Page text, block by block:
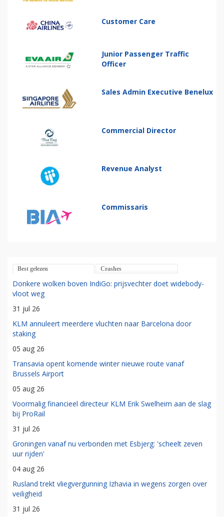
Customer Care
Junior Passenger Traffic
Officer
Sales Admin Executive Benelux
Commercial Director
Revenue Analyst
Commissaris
Best gelezen Crashes
Donkere wolken boven IndiGo: prijsvechter doet widebody-
vloot weg
31 jul 26
KLM annuleert meerdere vluchten naar Barcelona door
staking
05 aug 26
Transavia opent komende winter nieuwe route vanaf
Brussels Airport
05 aug 26
Voormalig financieel directeur KLM Erik Swelheim aan de slag
bij ProRail
31 jul 26
Groningen vanaf nu verbonden met Esbjerg: 'scheelt zeven
uur rijden'
04 aug 26
Rusland trekt vliegvergunning Izhavia in wegens zorgen over
veiligheid
31 jul 26